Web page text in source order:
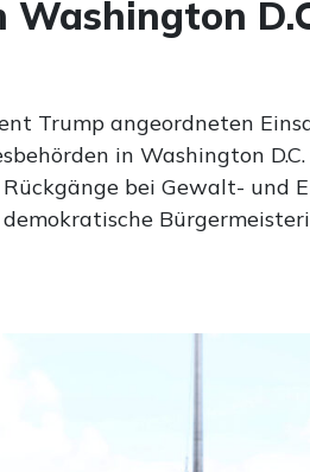
Trump angeordneten
in Washington
bei Gewalt- und